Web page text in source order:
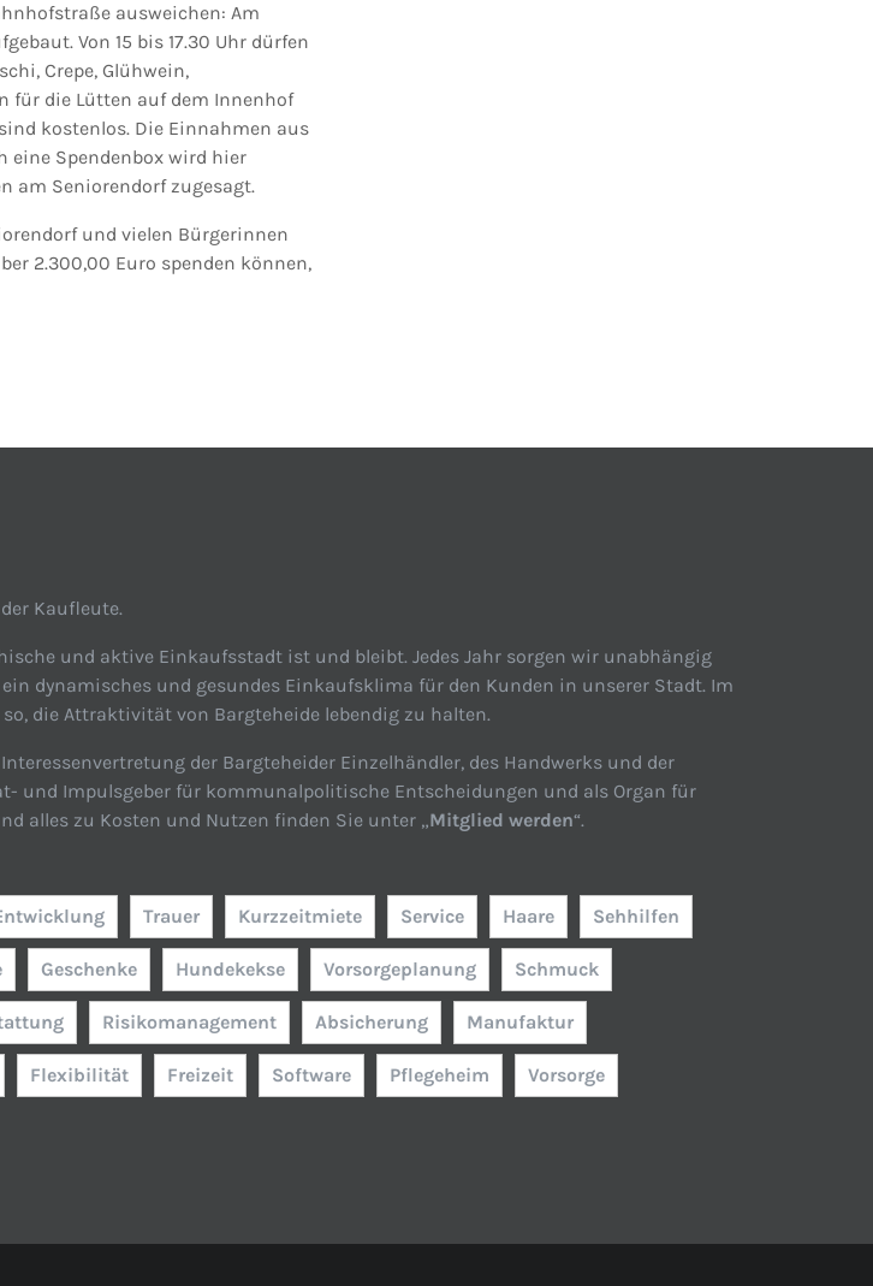
ausweichen: Am
Von 15 bis 17.30 Uhr dürfen
Crepe, Glühwein,
für die Lütten auf dem Innenhof
kostenlos. Die Einnahmen aus
eine Spendenbox wird hier
am Seniorendorf zugesagt.
und vielen Bürgerinnen
2.300,00 Euro spenden können,
Kaufleute.
und aktive Einkaufsstadt ist und bleibt. Jedes Jahr sorgen wir unabhängig
dynamisches und gesundes Einkaufsklima für den Kunden in unserer Stadt. Im
die Attraktivität von Bargteheide lebendig zu halten.
der Bargteheider Einzelhändler, des Handwerks und der
und Impulsgeber für kommunalpolitische Entscheidungen und als Organ für
alles zu Kosten und Nutzen finden Sie unter „Mitglied werden“.
Trauer Kurzzeitmiete Service Haare Sehhilfen
Geschenke Hundekekse Vorsorgeplanung Schmuck
Risikomanagement Absicherung Manufaktur
Flexibilität Freizeit Software Pflegeheim Vorsorge